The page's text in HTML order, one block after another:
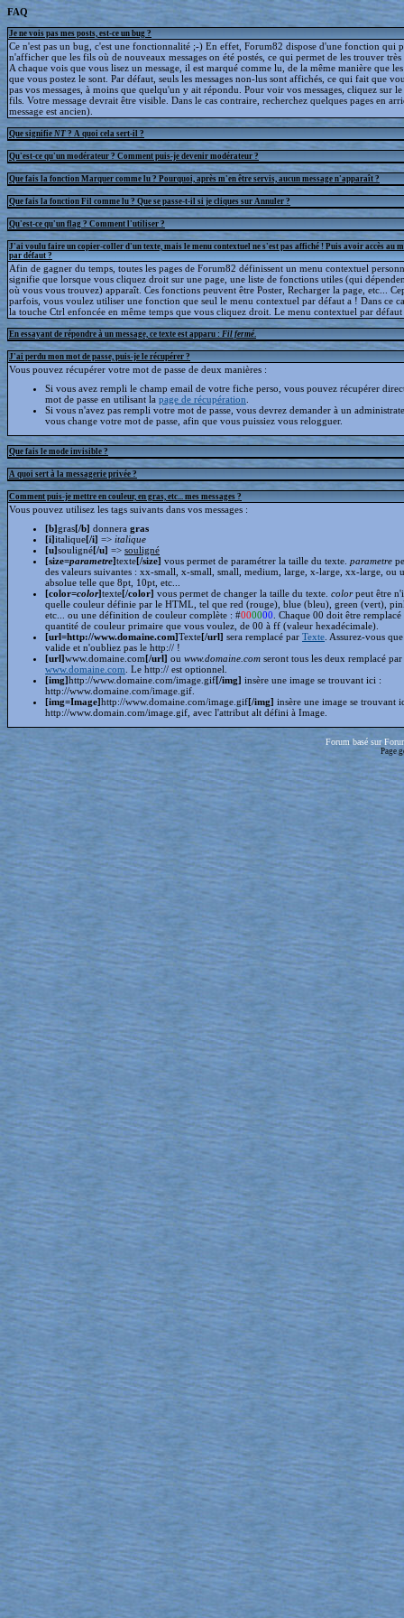
FAQ
Je ne vois pas mes posts, est-ce un bug ?
Ce n'est pas un bug, c'est une fonctionnalité ;-) En effet, Forum82 dispose d'une fonction qui
n'afficher que les fils où de nouveaux messages on été postés, ce qui permet de les trouver
A chaque vois que vous lisez un message, il est marqué comme lu, de la même manière que les
que vous postez le sont. Par défaut, seuls les messages non-lus sont affichés, ce qui fait que
pas vos messages, à moins que quelqu'un y ait répondu. Pour voir vos messages, cliquez sur
fils. Votre message devrait être visible. Dans le cas contraire, recherchez quelques pages en
message est ancien).
Que signifie NT ? A quoi cela sert-il ?
Qu'est-ce qu'un modérateur ? Comment puis-je devenir modérateur ?
Que fais la fonction Marquer comme lu ? Pourquoi, après m'en être servis, aucun message n'apparaît ?
Que fais la fonction Fil comme lu ? Que se passe-t-il si je cliques sur Annuler ?
Qu'est-ce qu'un flag ? Comment l'utiliser ?
J'ai voulu faire un copier-coller d'un texte, mais le menu contextuel ne s'est pas affiché ! Puis avoir accès au
par défaut ?
Afin de gagner du temps, toutes les pages de Forum82 définissent un menu contextuel
signifie que lorsque vous cliquez droit sur une page, une liste de fonctions utiles (qui
où vous vous trouvez) apparaît. Ces fonctions peuvent être Poster, Recharger la page, etc...
parfois, vous voulez utiliser une fonction que seul le menu contextuel par défaut a ! Dans ce
la touche Ctrl enfoncée en même temps que vous cliquez droit. Le menu contextuel par
En essayant de répondre à un message, ce texte est apparu : Fil fermé
J'ai perdu mon mot de passe, puis-je le récupérer ?
Vous pouvez récupérer votre mot de passe de deux manières :
Si vous avez rempli le champ email de votre fiche perso, vous pouvez récupérer
mot de passe en utilisant la page de récupération
Si vous n'avez pas rempli votre mot de passe, vous devrez demander à un
vous change votre mot de passe, afin que vous puissiez vous relogguer.
Que fais le mode invisible ?
A quoi sert à la messagerie privée ?
Comment puis-je mettre en couleur, en gras, etc... mes messages ?
Vous pouvez utilisez les tags suivants dans vos messages :
[b]gras[/b] donnera gras
[i]italique[/i] => italique
[u]souligné[/u] => souligné
[size=parametre]texte[/size] vous permet de paramétrer la taille du texte. parametre
des valeurs suivantes : xx-small, x-small, small, medium, large, x-large, xx-large, ou
absolue telle que 8pt, 10pt, etc...
[color=color]texte[/color] vous permet de changer la taille du texte. colorpeut être
quelle couleur définie par le HTML, tel que red (rouge), blue (bleu), green (vert),
etc... ou une définition de couleur complète : #000000 . Chaque 00 doit être
quantité de couleur primaire que vous voulez, de 00 à ff (valeur hexadécimale).
[url=http://www.domaine.com]Texte[/url] sera remplacé par Texte . Assurez-vous
valide et n'oubliez pas le http:// !
[url]www.domaine.com[/url] ou www.domaine.com seront tous les deux remplacé par
www.domaine.com . Le http:// est optionnel.
[img]http://www.domaine.com/image.gif[/img] insère une image se trouvant ici :
http://www.domaine.com/image.gif.
[img=Image]http://www.domaine.com/image.gif[/img] insère une image se trouvant
http://www.domain.com/image.gif, avec l'attribut alt défini à Image.
Forum basé sur
Page